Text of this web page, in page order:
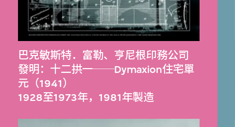
巴克敏斯特．富勒、 亨尼根印務公司
發明：十二拱一──Dymaxion住宅單
元（1941）
1928至1973年，1981年製造